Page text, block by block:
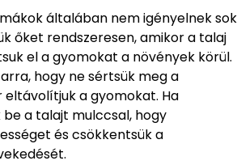
általában nem igényelnek sok
őket rendszeresen, amikor a talaj
el a gyomokat a növények körül.
hogy ne sértsük meg a
a gyomokat. Ha
be a talajt mulccsal, hogy
és csökkentsük a